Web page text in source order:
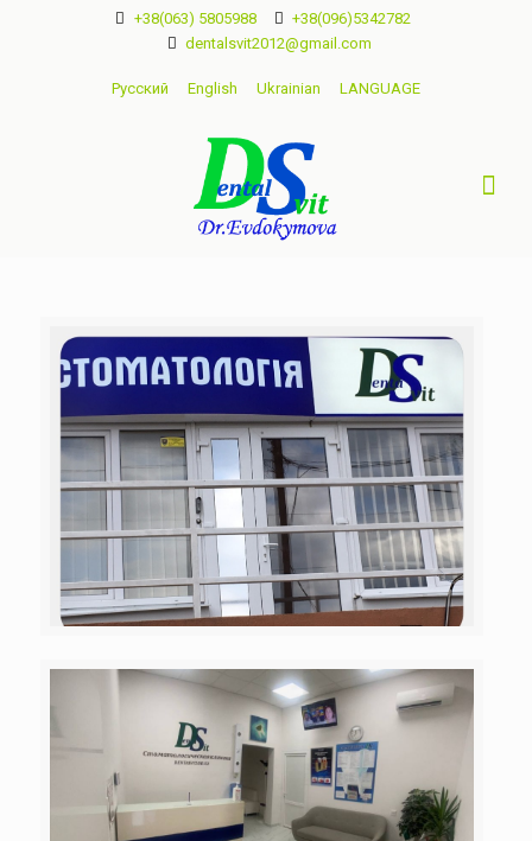
+38(063) 5805988
+38(096)5342782
dentalsvit2012@gmail.com
Русский English Ukrainian LANGUAGE